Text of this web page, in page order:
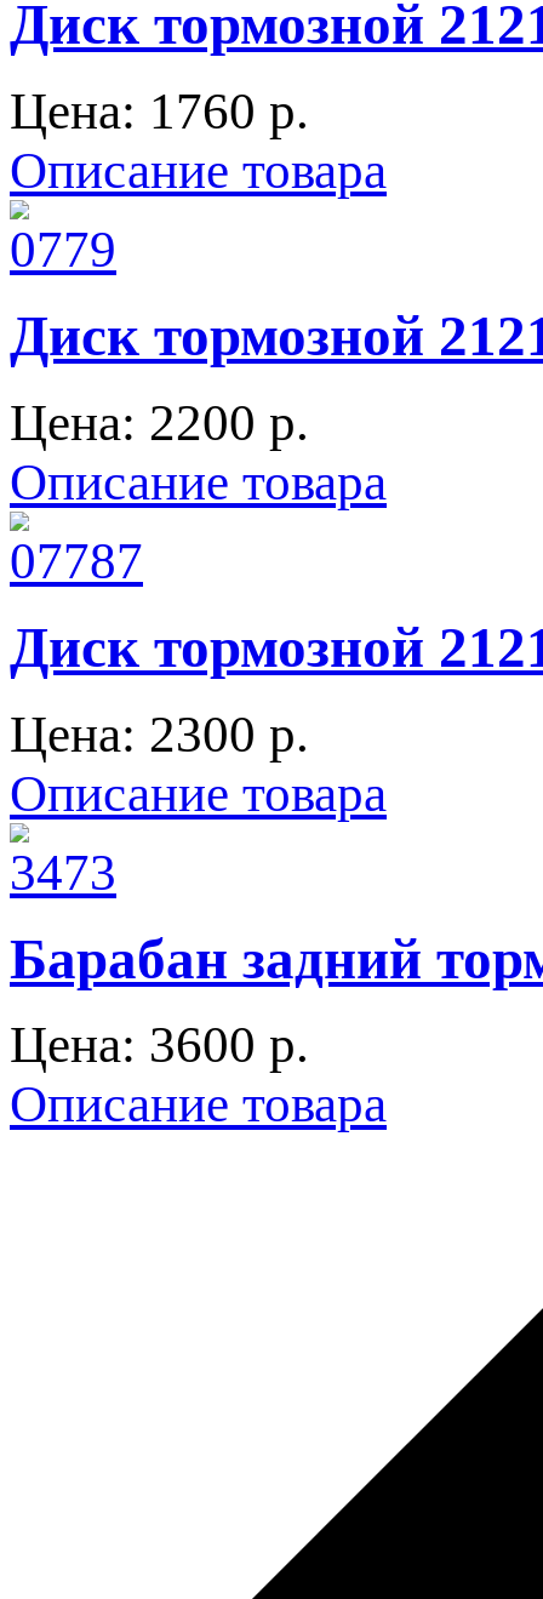
Диск тормозной
Цена: 1760 p.
Описание товара
Диск тормозной
Цена: 2200 p.
Описание товара
Диск тормозной
Цена: 2300 p.
Описание товара
Барабан задний
Цена: 3600 p.
Описание товара